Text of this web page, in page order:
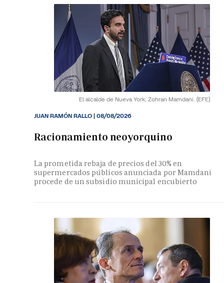
El alcalde de Nueva York, Zohran Mamdani. (EFE)
Racionamiento neoyorquino
La prometida rebaja de precios del 30% en
supermercados públicos anunciada por Mamdani
procede de un subsidio municipal encubierto
JUAN RAMÓN RALLO|08/08/2026